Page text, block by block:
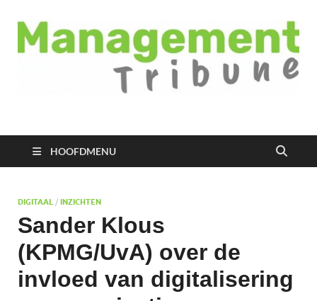
Managementtribune
HOOFDMENU
DIGITAAL / INZICHTEN
Sander Klous
(KPMG/UvA) over de
invloed van digitalisering